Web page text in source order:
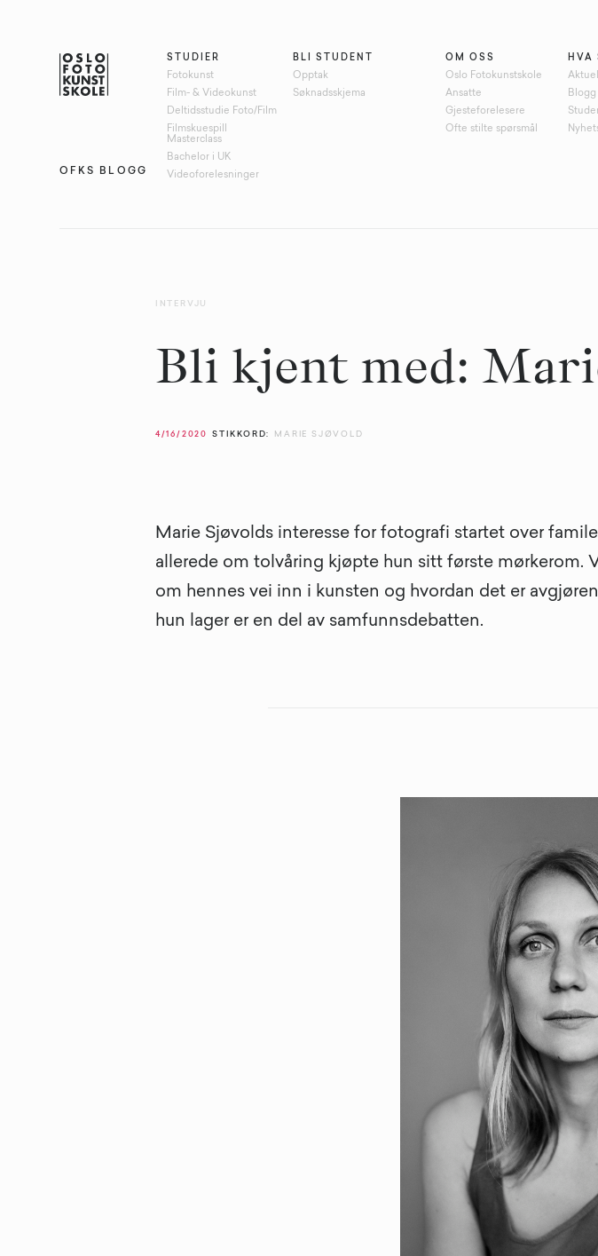
STUDIER
Fotokunst
Film- & Videokunst
Deltidsstudie Foto/Film
Filmskuespill
Masterclass
Bachelor i UK
Videoforelesninger
BLI STUDENT
Opptak
Søknadsskjema
OM OSS
Oslo Fotokunstskole
Ansatte
Gjesteforelesere
Ofte stilte spørsmål
HVA
Blogg
OFKS BLOGG
INTERVJU
Bli kjent med:
4/16/2020 STIKKORD: MARIE SJØVOLD
Marie Sjøvolds interesse for fotografi startet over
allerede om tolvåring kjøpte hun sitt første mørkerom.
om hennes vei inn i kunsten og hvordan det er
hun lager er en del av samfunnsdebatten.